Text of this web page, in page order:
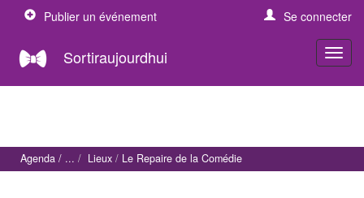
Publier un événement Se connecter
Sortiraujourdhui
Agenda Lieux Le Repaire de la Comédie